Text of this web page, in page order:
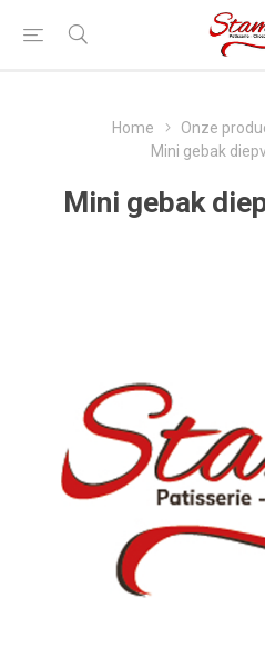
Home Onze
Mini gebak
Mini gebak